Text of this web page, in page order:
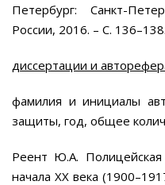
Петербург: Санкт-
России, 2016. – С. 136–138.
диссертации и
фамилия и инициалы
защиты, год, общее
Реент Ю.А. Полицейская
начала ХХ века